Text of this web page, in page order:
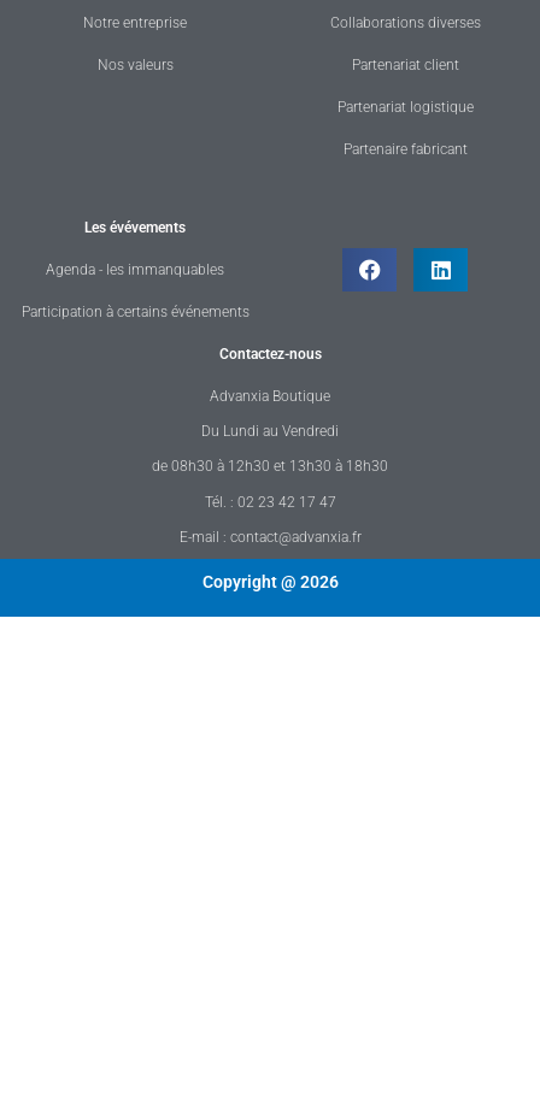
Notre entreprise
Nos valeurs
Collaborations diverses
Partenariat client
Partenariat logistique
Partenaire fabricant
Les évévements
Agenda - les immanquables
Participation à certains événements
Contactez-nous
Advanxia Boutique
Du Lundi au Vendredi
de 08h30 à 12h30 et 13h30 à 18h30
Tél. : 02 23 42 17 47
E-mail : contact@advanxia.fr
Copyright @ 2026